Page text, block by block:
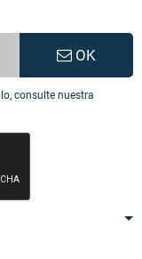
OK
consulte nuestra